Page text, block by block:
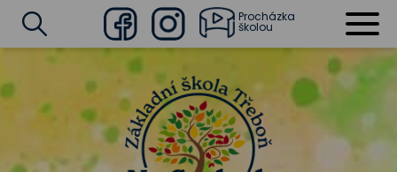
FacebookInstagram
Procházka
školou